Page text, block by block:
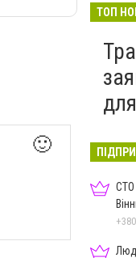
🙂
ТОП
СТО